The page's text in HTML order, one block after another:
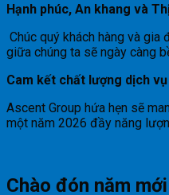
Hạnh phúc, An khang và
Chúc quý khách hàng và
giữa chúng ta sẽ ngày càng
Cam kết chất lượng dịch
Ascent Group hứa hẹn sẽ
một năm 2026 đầy năng
Chào đón năm